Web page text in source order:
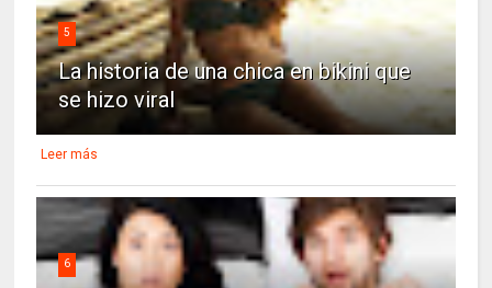
5
La historia de una chica en bikini que
se hizo viral
Leer más
6